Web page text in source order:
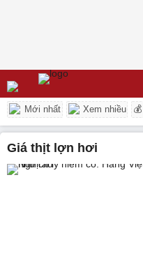
Mới nhất Xem nhiều
giá thịt lợn hơi